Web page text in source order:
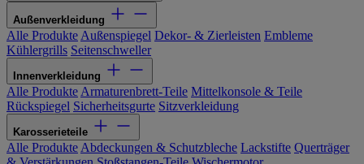
Außenverkleidung
Alle Produkte Außenspiegel Dekor- & Zierleisten Embleme
Kühlergrills Seitenschweller
Innenverkleidung
Alle Produkte Armaturenbrett-Teile Mittelkonsole & Teile
Rückspiegel Sicherheitsgurte Sitzverkleidung
Karosserieteile
Alle Produkte Abdeckungen & Schutzbleche Lackstifte Querträger